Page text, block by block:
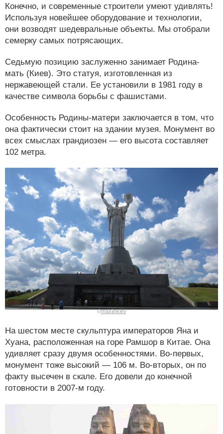
Конечно, и современные строители умеют удивлять!
Используя новейшее оборудование и технологии,
они возводят шедевральные объекты. Мы отобрали
семерку самых потрясающих.
Седьмую позицию заслуженно занимает Родина-
мать (Киев). Это статуя, изготовленная из
нержавеющей стали. Ее установили в 1981 году в
качестве символа борьбы с фашистами.
Особенность Родины-матери заключается в том, что
она фактически стоит на здании музея. Монумент во
всех смыслах грандиозен — его высота составляет
102 метра.
©maxiinkiev
На шестом месте скульптура императоров Яна и
Хуана, расположенная на горе Рамшор в Китае. Она
удивляет сразу двумя особенностями. Во-первых,
монумент тоже высокий — 106 м. Во-вторых, он по
факту высечен в скале. Его довели до конечной
готовности в 2007-м году.